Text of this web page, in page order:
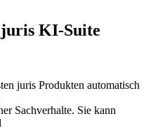
KI-Suite
juris Produkten automatisch
Sachverhalte. Sie kann